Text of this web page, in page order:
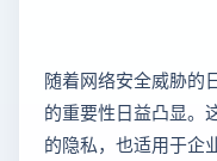
随着网络安全威胁的
的重要性日益凸显。
的隐私，也适用于企